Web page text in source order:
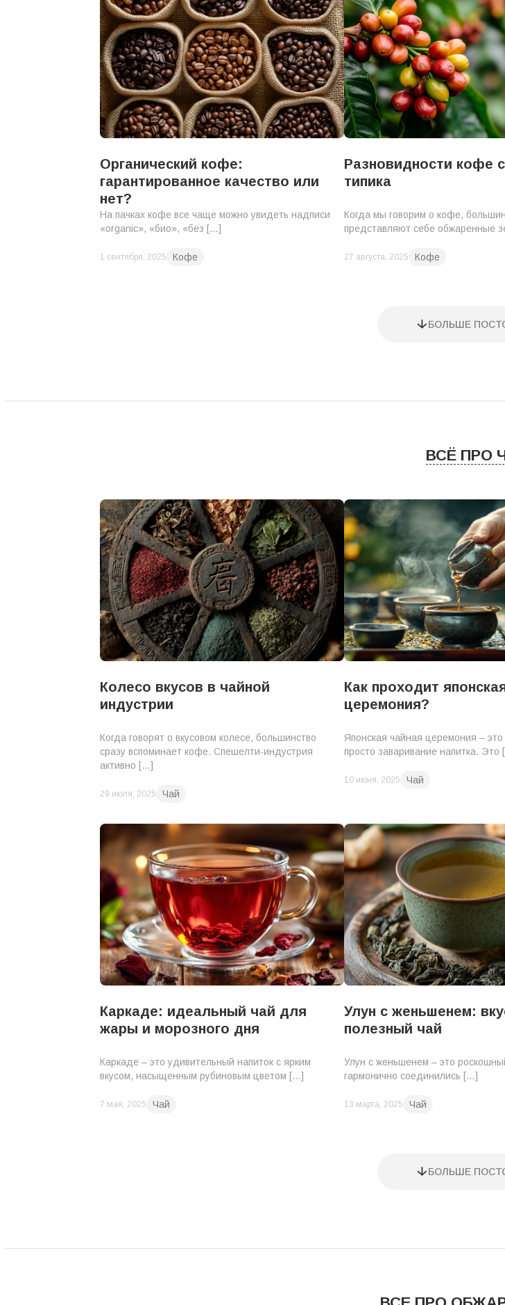
Органический кофе:
гарантированное качество или
нет?
На пачках кофе все чаще можно увидеть надписи
«organic», «био», «без […]
1 сентября, 2025 Кофе
Разновидности кофе
типика
Когда мы говорим о кофе,
представляют себе обжаренные
27 августа, 2025 Кофе
БОЛЬШЕ
ВСЁ ПРО
Колесо вкусов в чайной
индустрии
Когда говорят о вкусовом колесе, большинство
сразу вспоминает кофе. Спешелти-индустрия
активно […]
29 июля, 2025 Чай
Как проходит
церемония?
Японская чайная церемония –
просто заваривание напитка. Это
10 июня, 2025 Чай
Каркаде: идеальный чай для
жары и морозного дня
Каркаде – это удивительный напиток с ярким
вкусом, насыщенным рубиновым цветом […]
7 мая, 2025 Чай
Улун с женьшенем:
полезный чай
Улун с женьшенем – это
гармонично соединились […]
13 марта, 2025 Чай
БОЛЬШЕ